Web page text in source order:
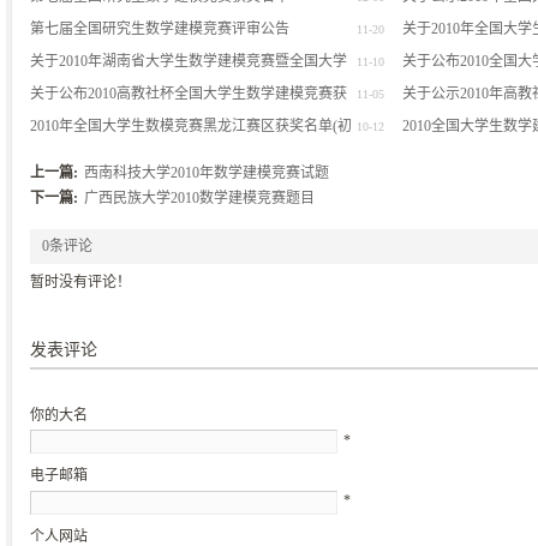
获奖名单的通知
11-20
第七届全国研究生数学建模竞赛评审公告
关于2010年全国大
异议的通知
11-10
关于2010年湖南省大学生数学建模竞赛暨全国大学
生数学建模竞赛湖南赛区比赛成绩的通报
关于公布2010全国
奖名单（初稿）的说
11-05
关于公布2010高教社杯全国大学生数学建模竞赛获
奖名单（初稿）的说明
关于公示2010年高
上海赛区获奖名单的
10-12
2010年全国大学生数模竞赛黑龙江赛区获奖名单(初
2010全国大学生数
上一篇: 西南科技大学2010年数学建模竞赛试题
下一篇: 广西民族大学2010数学建模竞赛题目
0条评论
暂时没有评论！
发表评论
你的大名
*
电子邮箱
*
个人网站